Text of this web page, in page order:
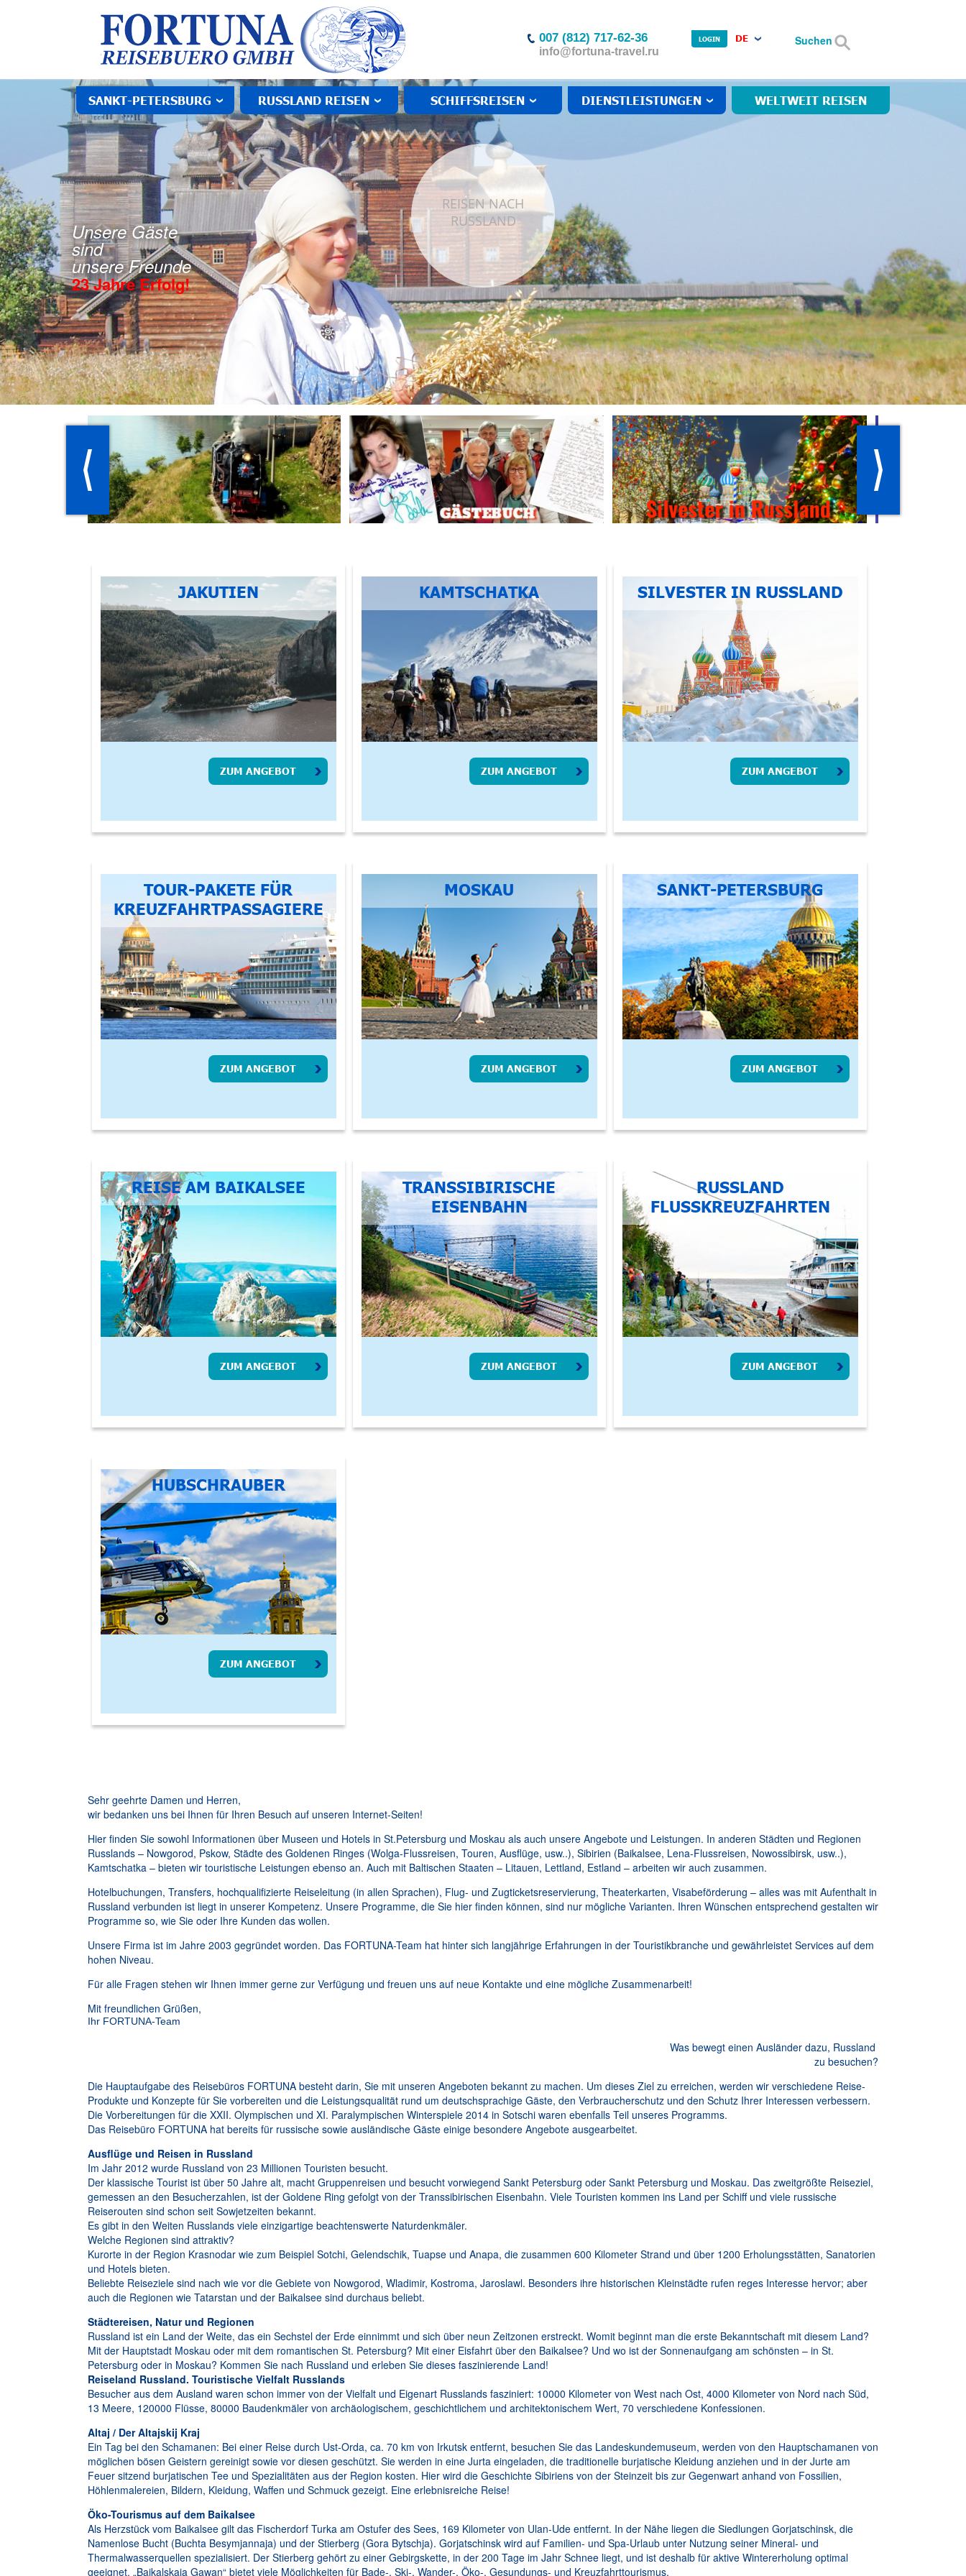
SANKT-PETERSBURG RUSSLAND REISEN SCHIFFSREISEN DIENSTLEISTUNGEN WELTWEIT REISEN
Suchen
007 (812) 717-62-36
info@fortuna-travel.ru
LOGIN DE
Unsere Gäste
sind
unsere Freunde
23 Jahre Erfolg!
REISEN NACH
RUSSLAND
JAKUTIEN
ZUM ANGEBOT
KAMTSCHATKA
ZUM ANGEBOT
SILVESTER IN RUSSLAND
ZUM ANGEBOT
TOUR-PAKETE FÜR
KREUZFAHRTPASSAGIERE
ZUM ANGEBOT
MOSKAU
ZUM ANGEBOT
SANKT-PETERSBURG
ZUM ANGEBOT
REISE AM BAIKALSEE
ZUM ANGEBOT
TRANSSIBIRISCHE
EISENBAHN
ZUM ANGEBOT
RUSSLAND
FLUSSKREUZFAHRTEN
ZUM ANGEBOT
HUBSCHRAUBER
ZUM ANGEBOT
Sehr geehrte Damen und Herren,
wir bedanken uns bei Ihnen für Ihren Besuch auf unseren Internet-Seiten!
Hier finden Sie sowohl Informationen über Museen und Hotels in St.Petersburg und Moskau als auch unsere Angebote und Leistungen. In anderen Städten und Regionen
Russlands – Nowgorod, Pskow, Städte des Goldenen Ringes (Wolga-Flussreisen, Touren, Ausflüge, usw..), Sibirien (Baikalsee, Lena-Flussreisen, Nowossibirsk, usw..),
Kamtschatka – bieten wir touristische Leistungen ebenso an. Auch mit Baltischen Staaten – Litauen, Lettland, Estland – arbeiten wir auch zusammen.
Hotelbuchungen, Transfers, hochqualifizierte Reiseleitung (in allen Sprachen), Flug- und Zugticketsreservierung, Theaterkarten, Visabeförderung – alles was mit Aufenthalt in
Russland verbunden ist liegt in unserer Kompetenz. Unsere Programme, die Sie hier finden können, sind nur mögliche Varianten. Ihren Wünschen entsprechend gestalten wir
Programme so, wie Sie oder Ihre Kunden das wollen.
Unsere Firma ist im Jahre 2003 gegründet worden. Das FORTUNA-Team hat hinter sich langjährige Erfahrungen in der Touristikbranche und gewährleistet Services auf dem
hohen Niveau.
Für alle Fragen stehen wir Ihnen immer gerne zur Verfügung und freuen uns auf neue Kontakte und eine mögliche Zusammenarbeit!
Mit freundlichen Grüßen,
Ihr FORTUNA-Team
Was bewegt einen Ausländer dazu, Russland
zu besuchen?
Die Hauptaufgabe des Reisebüros FORTUNA besteht darin, Sie mit unseren Angeboten bekannt zu machen. Um dieses Ziel zu erreichen, werden wir verschiedene Reise-
Produkte und Konzepte für Sie vorbereiten und die Leistungsqualität rund um deutschsprachige Gäste, den Verbraucherschutz und den Schutz Ihrer Interessen verbessern.
Die Vorbereitungen für die XXII. Olympischen und XI. Paralympischen Winterspiele 2014 in Sotschi waren ebenfalls Teil unseres Programms.
Das Reisebüro FORTUNA hat bereits für russische sowie ausländische Gäste einige besondere Angebote ausgearbeitet.
Ausflüge und Reisen in Russland
Im Jahr 2012 wurde Russland von 23 Millionen Touristen besucht.
Der klassische Tourist ist über 50 Jahre alt, macht Gruppenreisen und besucht vorwiegend Sankt Petersburg oder Sankt Petersburg und Moskau. Das zweitgrößte Reiseziel,
gemessen an den Besucherzahlen, ist der Goldene Ring gefolgt von der Transsibirischen Eisenbahn. Viele Touristen kommen ins Land per Schiff und viele russische
Reiserouten sind schon seit Sowjetzeiten bekannt.
Es gibt in den Weiten Russlands viele einzigartige beachtenswerte Naturdenkmäler.
Welche Regionen sind attraktiv?
Kurorte in der Region Krasnodar wie zum Beispiel Sotchi, Gelendschik, Tuapse und Anapa, die zusammen 600 Kilometer Strand und über 1200 Erholungsstätten, Sanatorien
und Hotels bieten.
Beliebte Reiseziele sind nach wie vor die Gebiete von Nowgorod, Wladimir, Kostroma, Jaroslawl. Besonders ihre historischen Kleinstädte rufen reges Interesse hervor; aber
auch die Regionen wie Tatarstan und der Baikalsee sind durchaus beliebt.
Städtereisen, Natur und Regionen
Russland ist ein Land der Weite, das ein Sechstel der Erde einnimmt und sich über neun Zeitzonen erstreckt. Womit beginnt man die erste Bekanntschaft mit diesem Land?
Mit der Hauptstadt Moskau oder mit dem romantischen St. Petersburg? Mit einer Eisfahrt über den Baikalsee? Und wo ist der Sonnenaufgang am schönsten – in St.
Petersburg oder in Moskau? Kommen Sie nach Russland und erleben Sie dieses faszinierende Land!
Reiseland Russland. Touristische Vielfalt Russlands
Besucher aus dem Ausland waren schon immer von der Vielfalt und Eigenart Russlands fasziniert: 10000 Kilometer von West nach Ost, 4000 Kilometer von Nord nach Süd,
13 Meere, 120000 Flüsse, 80000 Baudenkmäler von archäologischem, geschichtlichem und architektonischem Wert, 70 verschiedene Konfessionen.
Altaj / Der Altajskij Kraj
Ein Tag bei den Schamanen: Bei einer Reise durch Ust-Orda, ca. 70 km von Irkutsk entfernt, besuchen Sie das Landeskundemuseum, werden von den Hauptschamanen von
möglichen bösen Geistern gereinigt sowie vor diesen geschützt. Sie werden in eine Jurta eingeladen, die traditionelle burjatische Kleidung anziehen und in der Jurte am
Feuer sitzend burjatischen Tee und Spezialitäten aus der Region kosten. Hier wird die Geschichte Sibiriens von der Steinzeit bis zur Gegenwart anhand von Fossilien,
Höhlenmalereien, Bildern, Kleidung, Waffen und Schmuck gezeigt. Eine erlebnisreiche Reise!
Öko-Tourismus auf dem Baikalsee
Als Herzstück vom Baikalsee gilt das Fischerdorf Turka am Ostufer des Sees, 169 Kilometer von Ulan-Ude entfernt. In der Nähe liegen die Siedlungen Gorjatschinsk, die
Namenlose Bucht (Buchta Besymjannaja) und der Stierberg (Gora Bytschja). Gorjatschinsk wird auf Familien- und Spa-Urlaub unter Nutzung seiner Mineral- und
Thermalwasserquellen spezialisiert. Der Stierberg gehört zu einer Gebirgskette, in der 200 Tage im Jahr Schnee liegt, und ist deshalb für aktive Wintererholung optimal
geeignet. „Bajkalskaja Gawan“ bietet viele Möglichkeiten für Bade-, Ski-, Wander-, Öko-, Gesundungs- und Kreuzfahrttourismus.